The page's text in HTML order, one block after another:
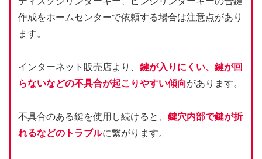
作成をホームセンターで依頼する場合は注意点があり
ます。
インターネット販売店より、 鍵が入りにくい、鍵が回
らないなどの不具合が起こりやすい傾向があります。
不具合のある鍵を使用し続けると、 鍵穴内部で鍵が折
れるなどのトラブルに繋がります。